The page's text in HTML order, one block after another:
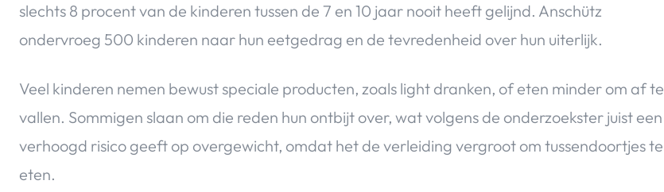
slechts 8 procent van de kinderen tussen de 7 en 10 jaar nooit heeft gelijnd. Anschütz
ondervroeg 500 kinderen naar hun eetgedrag en de tevredenheid over hun uiterlijk.
Veel kinderen nemen bewust speciale producten, zoals light dranken, of eten minder om af te
vallen. Sommigen slaan om die reden hun ontbijt over, wat volgens de onderzoekster juist een
verhoogd risico geeft op overgewicht, omdat het de verleiding vergroot om tussendoortjes te
eten.